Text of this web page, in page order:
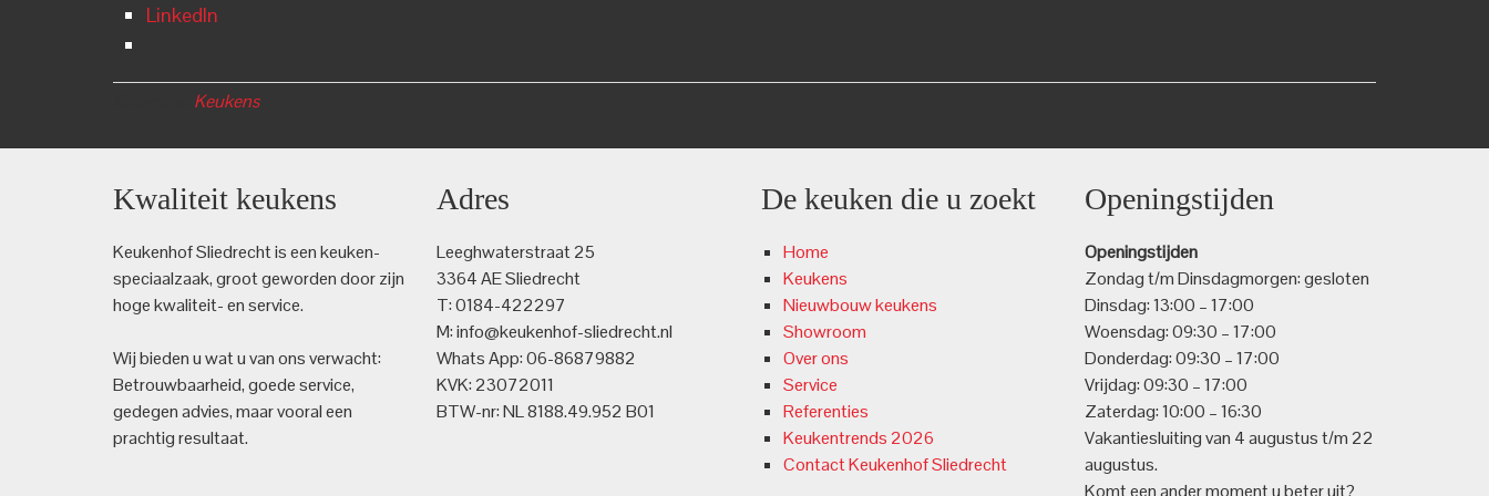
LinkedIn
Keukens
Kwaliteit keukens
Keukenhof Sliedrecht is een keuken­
speciaalzaak, groot geworden door zijn
hoge kwaliteit- en service.
Wij bieden u wat u van ons verwacht:
Betrouwbaarheid, goede service,
gedegen advies, maar vooral een
prachtig resultaat.
Adres
Leeghwaterstraat 25
3364 AE Sliedrecht
T: 0184-422297
M: info@keukenhof-sliedrecht.nl
Whats App: 06-86879882
KVK: 23072011
BTW-nr: NL 8188.49.952 B01
De keuken die u zoekt
Home
Keukens
Nieuwbouw keukens
Showroom
Over ons
Service
Referenties
Keukentrends 2026
Contact Keukenhof Sliedrecht
Openingstijden
Openingstijden
Zondag t/m Dinsdagmorgen: gesloten
Dinsdag: 13:00 – 17:00
Woensdag: 09:30 – 17:00
Donderdag: 09:30 – 17:00
Vrijdag: 09:30 – 17:00
Zaterdag: 10:00 – 16:30
Vakantiesluiting van 4 augustus t/m 22
augustus.
Komt een ander moment u beter uit?